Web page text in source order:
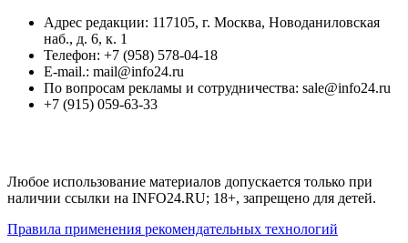
Адрес редакции: 117105, г. Москва, Новоданиловская
наб., д. 6, к. 1
Телефон: +7 (958) 578-04-18
E-mail.: mail@info24.ru
По вопросам рекламы и сотрудничества: sale@info24.ru
+7 (915) 059-63-33
Любое использование материалов допускается только при
наличии ссылки на INFO24.RU; 18+, запрещено для детей.
Правила применения рекомендательных технологий